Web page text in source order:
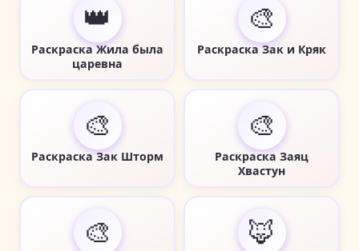
👑
Раскраска Жила была
царевна
🎨
Раскраска Зак и Кряк
🎨
Раскраска Зак Шторм
🎨
Раскраска Заяц
Хвастун
🎨 🦊